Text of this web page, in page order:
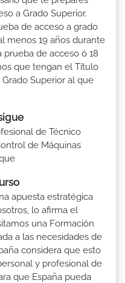
a Grado Superior.
de acceso a grado
menos 19 años durante
de acceso ó 18
que tengan el Título
Superior al que
de Técnico
de Máquinas
apuesta estratégica
lo afirma el
una Formación
a las necesidades de
considera que esto
y profesional de
que España pueda